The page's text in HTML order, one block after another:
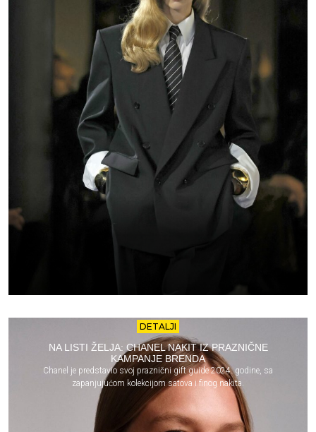
DETALJI
NA LISTI ŽELJA: CHANEL NAKIT IZ PRAZNIČNE
KAMPANJE BRENDA
Chanel je predstavio svoj praznični gift guide 2024. godine, sa
zapanjujućom kolekcijom satova i finog nakita.